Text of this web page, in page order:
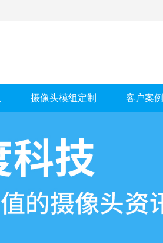
摄像头模组定制 客户案例